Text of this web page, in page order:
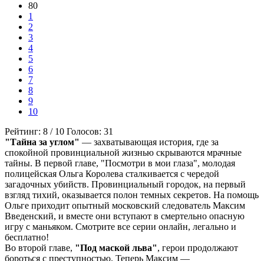
80
1
2
3
4
5
6
7
8
9
10
Рейтинг: 8 / 10 Голосов: 31
"Тайна за углом" — захватывающая история, где за
спокойной провинциальной жизнью скрываются мрачные
тайны. В первой главе, "Посмотри в мои глаза", молодая
полицейская Ольга Королева сталкивается с чередой
загадочных убийств. Провинциальный городок, на первый
взгляд тихий, оказывается полон темных секретов. На помощь
Ольге приходит опытный московский следователь Максим
Введенский, и вместе они вступают в смертельно опасную
игру с маньяком. Смотрите все серии онлайн, легально и
бесплатно!
Во второй главе, "Под маской льва", герои продолжают
бороться с преступностью. Теперь Максим —